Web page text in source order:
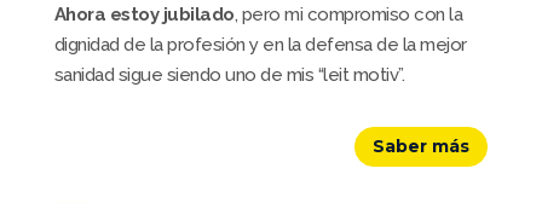
Ahora estoy jubilado, pero mi compromiso con la
dignidad de la profesión y en la defensa de la mejor
sanidad sigue siendo uno de mis “leit motiv”.
Saber más